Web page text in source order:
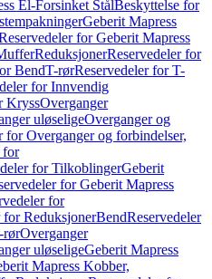
El-Forsinket StålBeskyttelse for
Geberit Mapress
for Geberit Mapress
ReduksjonerReservedeler for
BendT-rørReservedeler for T-
for Innvendig
KryssOverganger
uløseligeOverganger og
for Overganger og forbindelser,
for
for TilkoblingerGeberit
for Geberit Mapress
for
for ReduksjonerBendReservedeler
rørOverganger
uløseligeGeberit Mapress
Mapress Kobber,